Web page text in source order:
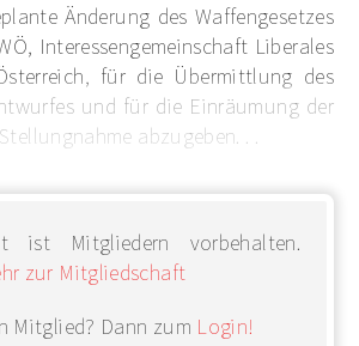
Änderung des Waffengesetzes
Interessengemeinschaft Liberales
für die Übermittlung des
und für die Einräumung der
abzugeben. . .
ist Mitgliedern vorbehalten.
zur Mitgliedschaft
Mitglied? Dann zum Login!